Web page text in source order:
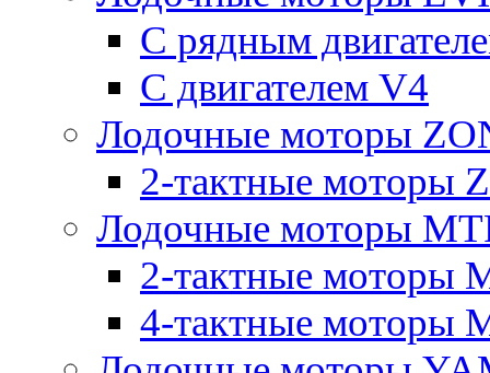
С рядным
C двигателем V4
Лодочные моторы
2-тактные моторы
Лодочные моторы
2-тактные моторы
4-тактные моторы